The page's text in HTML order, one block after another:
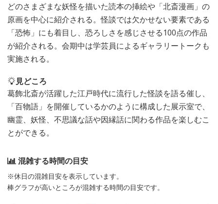
どのさまざまな妖怪を描いた読本の挿絵や「北斎漫画」の
原画を中心に紹介される。怪談では欠かせない要素である
「恐怖」にも着目し、恐ろしさを感じさせる100点の作品
が紹介される。会期中は学芸員によるギャラリートークも
実施される。
見どころ
葛飾北斎が活躍した江戸時代に流行した怪談を語る催し、
「百物語」を開催しているかのように構成した展示室で、
幽霊、妖怪、不思議な話や因縁話に関わる作品を楽しむこ
とができる。
混雑する時間の目安
※休日の混雑目安を表示しています。
棒グラフが高いところが混雑する時間の目安です。